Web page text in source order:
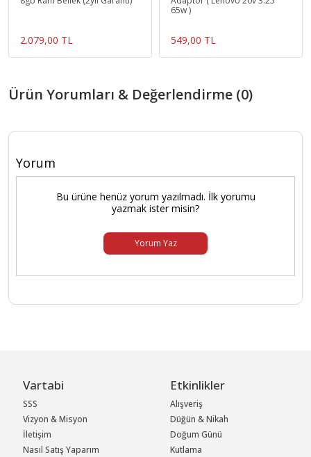
2.079,00 TL
65w )
549,00 TL
Ürün Yorumları & Değerlendirme (0)
Yorum
Bu ürüne henüz yorum yazılmadı. İlk yorumu
yazmak ister misin?
Yorum Yaz
Vartabi
SSS
Vizyon & Misyon
İletişim
Nasıl Satış Yaparım
Etkinlikler
Alışveriş
Düğün & Nikah
Doğum Günü
Kutlama